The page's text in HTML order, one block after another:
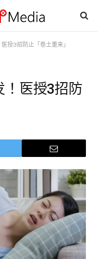
授3招防止「卷土重来」
！医授3招防